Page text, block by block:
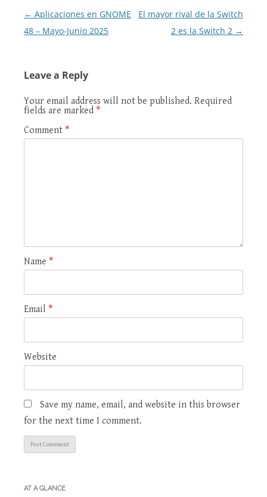
Post
navigation
← Aplicaciones en GNOME
48 – Mayo-Junio 2025
El mayor rival de la Switch
2 es la Switch 2 →
Leave a Reply
Your email address will not be published. Required
fields are marked *
Comment *
Name *
Email *
Website
Save my name, email, and website in this browser
for the next time I comment.
AT A GLANCE